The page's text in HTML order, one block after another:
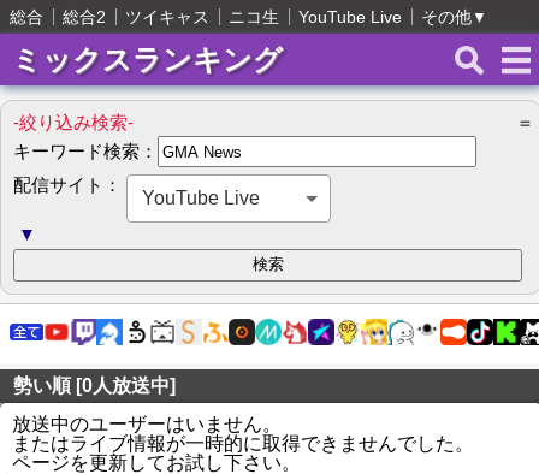
総合 総合2 ツイキャス ニコ生 YouTube Live その他▼
ミックスランキング
-絞り込み検索-
＝
キーワード検索：
配信サイト：
YouTube Live
▼
勢い順 [0人放送中]
放送中のユーザーはいません。
またはライブ情報が一時的に取得できませんでした。
ページを更新してお試し下さい。